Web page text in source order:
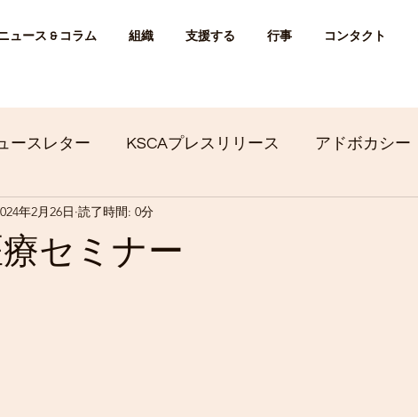
ュース & コラム 組織 支援する 行事 コンタクト
ースレター KSCAプレスリリース アドボカシー
セミナー
年2月26日 読了時間: 0分